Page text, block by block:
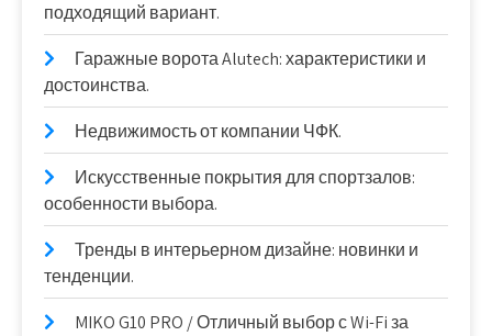
подходящий вариант.
Гаражные ворота Alutech: характеристики и
достоинства.
Недвижимость от компании ЧФК.
Искусственные покрытия для спортзалов:
особенности выбора.
Тренды в интерьерном дизайне: новинки и
тенденции.
MIKO G10 PRO / Отличный выбор с Wi-Fi за